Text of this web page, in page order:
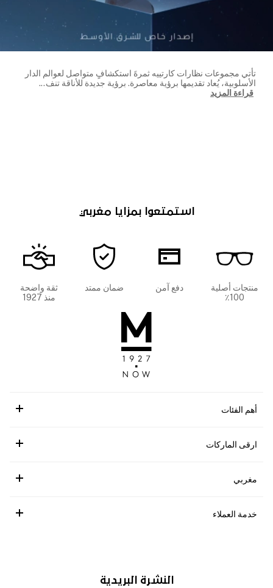
تأتي مجموعات نظارات كارتييه ثمرةَ استكشافٍ متواصل لعوالم الدار
الأسلوبية، يُعاد تقديمها برؤية معاصرة. برؤية جديدة للأناقة تنف...
قراءة المزيد
استمتعوا بمزايا مغربي
منتجات أصلية
100٪
دفع آمن ضمان ممتد
ثقة واضحة
منذ 1927
أهم الفئات
ارقى الماركات
مغربي
خدمة العملاء
النشرة البريدية